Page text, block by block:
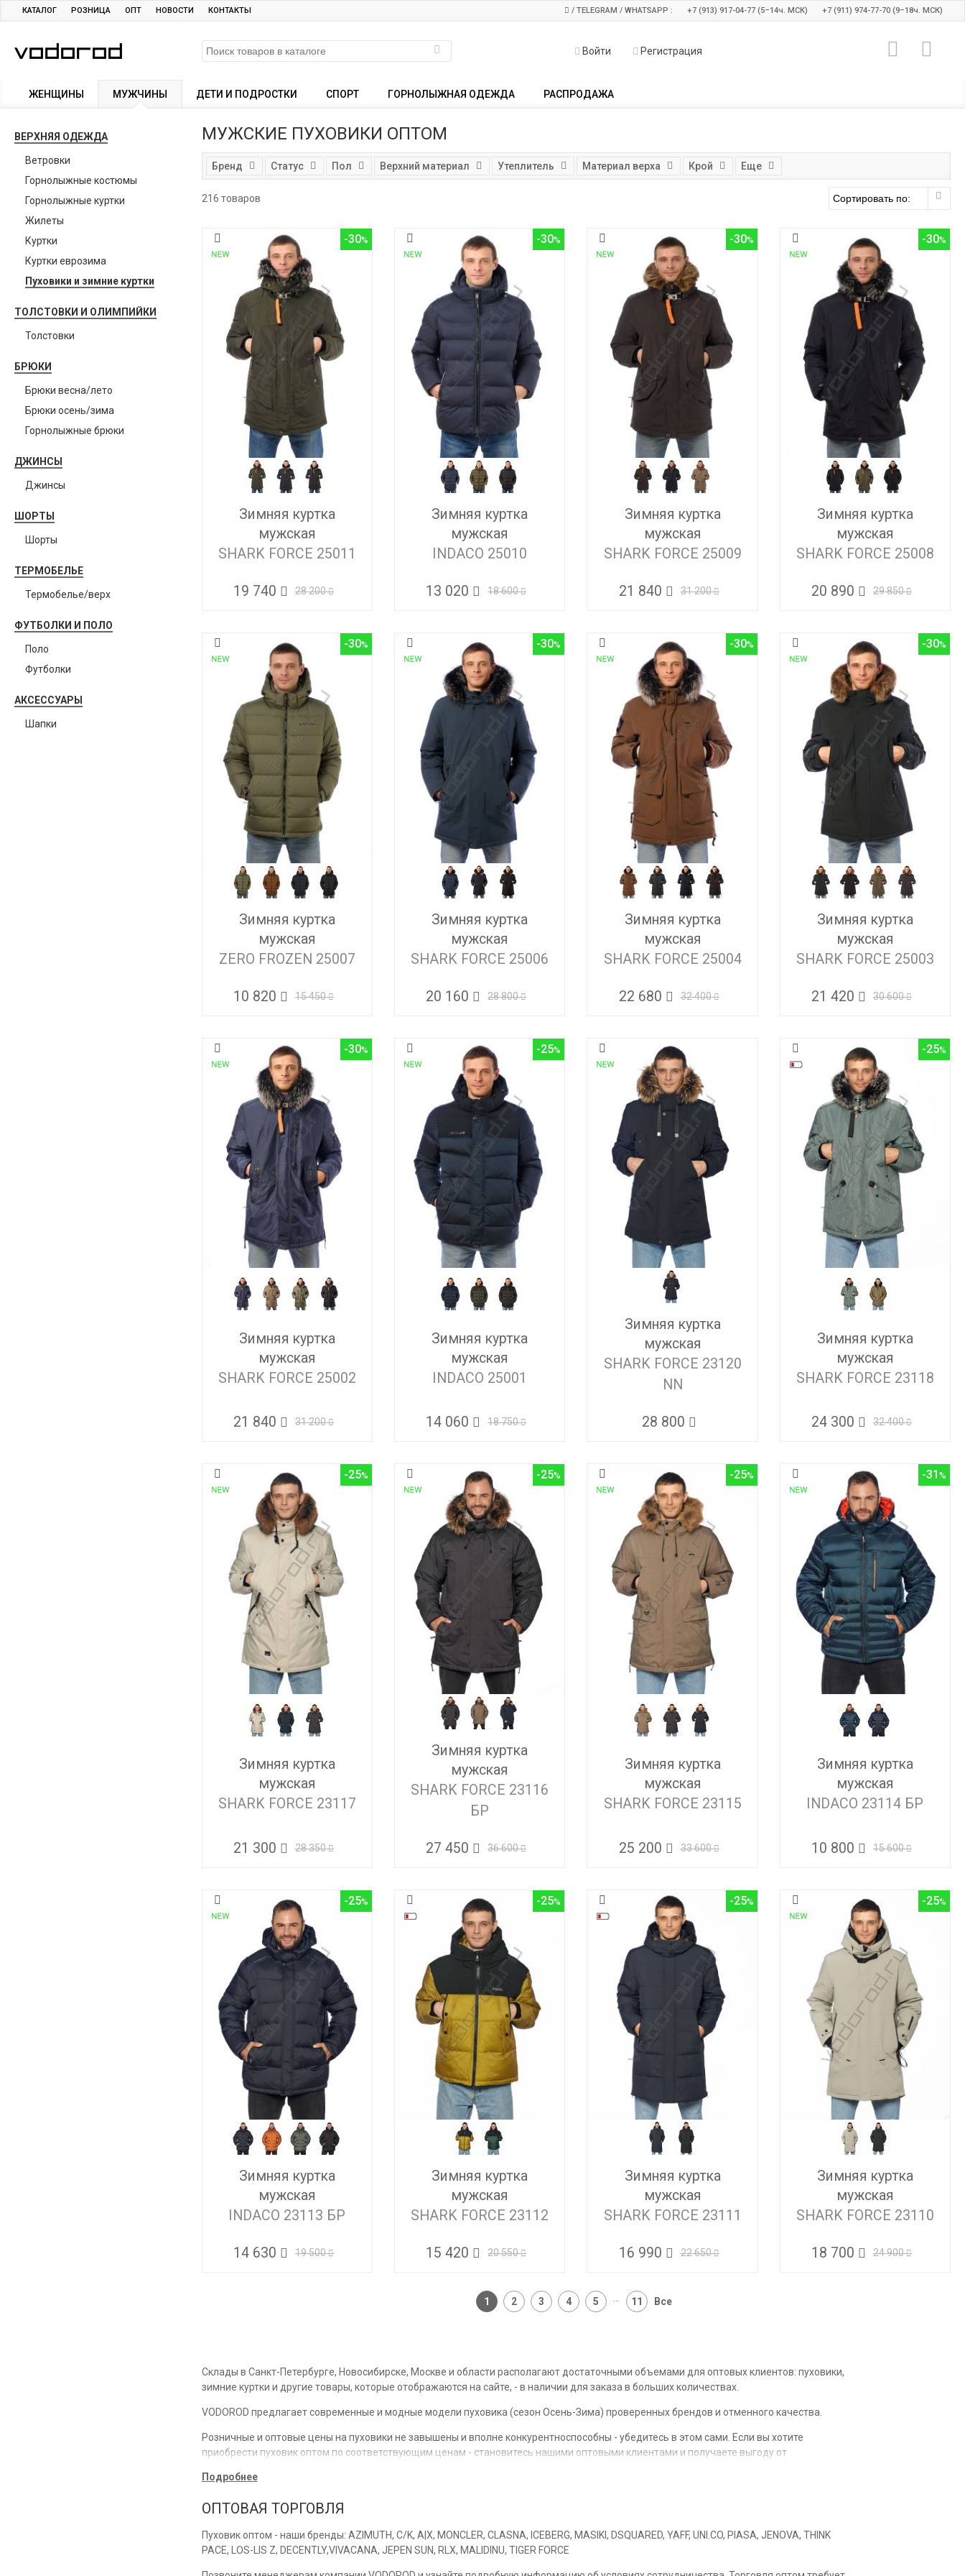
КАТАЛОГ РОЗНИЦА ОПТ НОВОСТИ КОНТАКТЫ / TELEGRAM / WHATSAPP : +7 (913) 917-04-77 (5–14ч. МСК) +7 (911) 974-77-70 (9–18ч. МСК)
Войти Регистрация
ЖЕНЩИНЫ МУЖЧИНЫ ДЕТИ И ПОДРОСТКИ СПОРТ ГОРНОЛЫЖНАЯ ОДЕЖДА РАСПРОДАЖА
ВЕРХНЯЯ ОДЕЖДА
Ветровки
Горнолыжные костюмы
Горнолыжные куртки
Жилеты
Куртки
Куртки еврозима
Пуховики и зимние куртки
ТОЛСТОВКИ И ОЛИМПИЙКИ
Толстовки
БРЮКИ
Брюки весна/лето
Брюки осень/зима
Горнолыжные брюки
ДЖИНСЫ
Джинсы
ШОРТЫ
Шорты
ТЕРМОБЕЛЬЕ
Термобелье/верх
ФУТБОЛКИ И ПОЛО
Поло
Футболки
АКСЕССУАРЫ
Шапки
МУЖСКИЕ ПУХОВИКИ ОПТОМ
Бренд Статус Пол Верхний материал Утеплитель Материал верха Крой Еще
216 товаров
-30
Зимняя куртка
мужская
SHARK FORCE 25011
19 740 28 200
-30
Зимняя куртка
мужская
INDACO 25010
13 020 18 600
-30
Зимняя куртка
мужская
SHARK FORCE 25009
21 840 31 200
-30
Зимняя куртка
мужская
SHARK FORCE 25008
20 890 29 850
-30
Зимняя куртка
мужская
ZERO FROZEN 25007
10 820 15 450
-30
Зимняя куртка
мужская
SHARK FORCE 25006
20 160 28 800
-30
Зимняя куртка
мужская
SHARK FORCE 25004
22 680 32 400
-30
Зимняя куртка
мужская
SHARK FORCE 25003
21 420 30 600
-30
Зимняя куртка
мужская
SHARK FORCE 25002
21 840 31 200
-25
Зимняя куртка
мужская
INDACO 25001
14 060 18 750
Зимняя куртка
мужская
SHARK FORCE 23120
NN
28 800
-25
Зимняя куртка
мужская
SHARK FORCE 23118
24 300 32 400
-25
Зимняя куртка
мужская
SHARK FORCE 23117
21 300 28 350
-25
Зимняя куртка
мужская
SHARK FORCE 23116
БР
27 450 36 600
-25
Зимняя куртка
мужская
SHARK FORCE 23115
25 200 33 600
-31
Зимняя куртка
мужская
INDACO 23114 БР
10 800 15 600
-25
Зимняя куртка
мужская
INDACO 23113 БР
14 630 19 500
-25
Зимняя куртка
мужская
SHARK FORCE 23112
15 420 20 550
-25
Зимняя куртка
мужская
SHARK FORCE 23111
16 990 22 650
-25
Зимняя куртка
мужская
SHARK FORCE 23110
18 700 24 900
1 2 3 4 5 ... 11 Все
Склады в Санкт-Петербурге, Новосибирске, Москве и области располагают достаточными объемами для оптовых клиентов: пуховики,
зимние куртки и другие товары, которые отображаются на сайте, - в наличии для заказа в больших количествах.
VODOROD предлагает современные и модные модели пуховика (сезон Осень-Зима) проверенных брендов и отменного качества.
Розничные и оптовые цены на пуховики не завышены и вполне конкурентноспособны - убедитесь в этом сами. Если вы хотите
приобрести пуховик оптом по соответствующим ценам - становитесь нашими оптовыми клиентами и получаете выгоду от
компании готовы проконсультировать по всем вопросам - Звоните!
Подробнее
ОПТОВАЯ ТОРГОВЛЯ
Пуховик оптом - наши бренды: AZIMUTH, C/K, A|X, MONCLER, CLASNA, ICEBERG, MASIKI, DSQUARED, YAFF, UNI.CO, PIASA, JENOVA, THINK
PACE, LOS-LIS Z, DECENTLY,VIVACANA, JEPEN SUN, RLX, MALIDINU, TIGER FORCE